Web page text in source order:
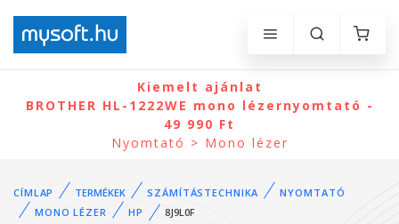
Kiemelt ajánlat
BROTHER HL-1222WE mono lézernyomtató -
49 990 Ft
Nyomtató > Mono lézer
CÍMLAP TERMÉKEK SZÁMÍTÁSTECHNIKA
NYOMTATÓ
MONO LÉZER
HP 8J9L0F